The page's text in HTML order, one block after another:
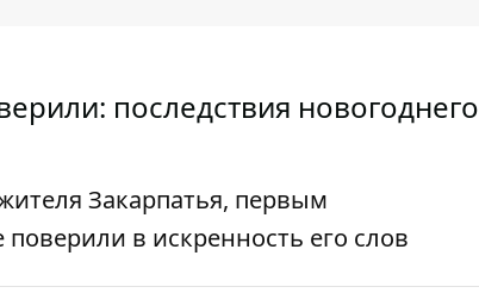
последствия новогоднего
Закарпатья, первым
в искренность его слов